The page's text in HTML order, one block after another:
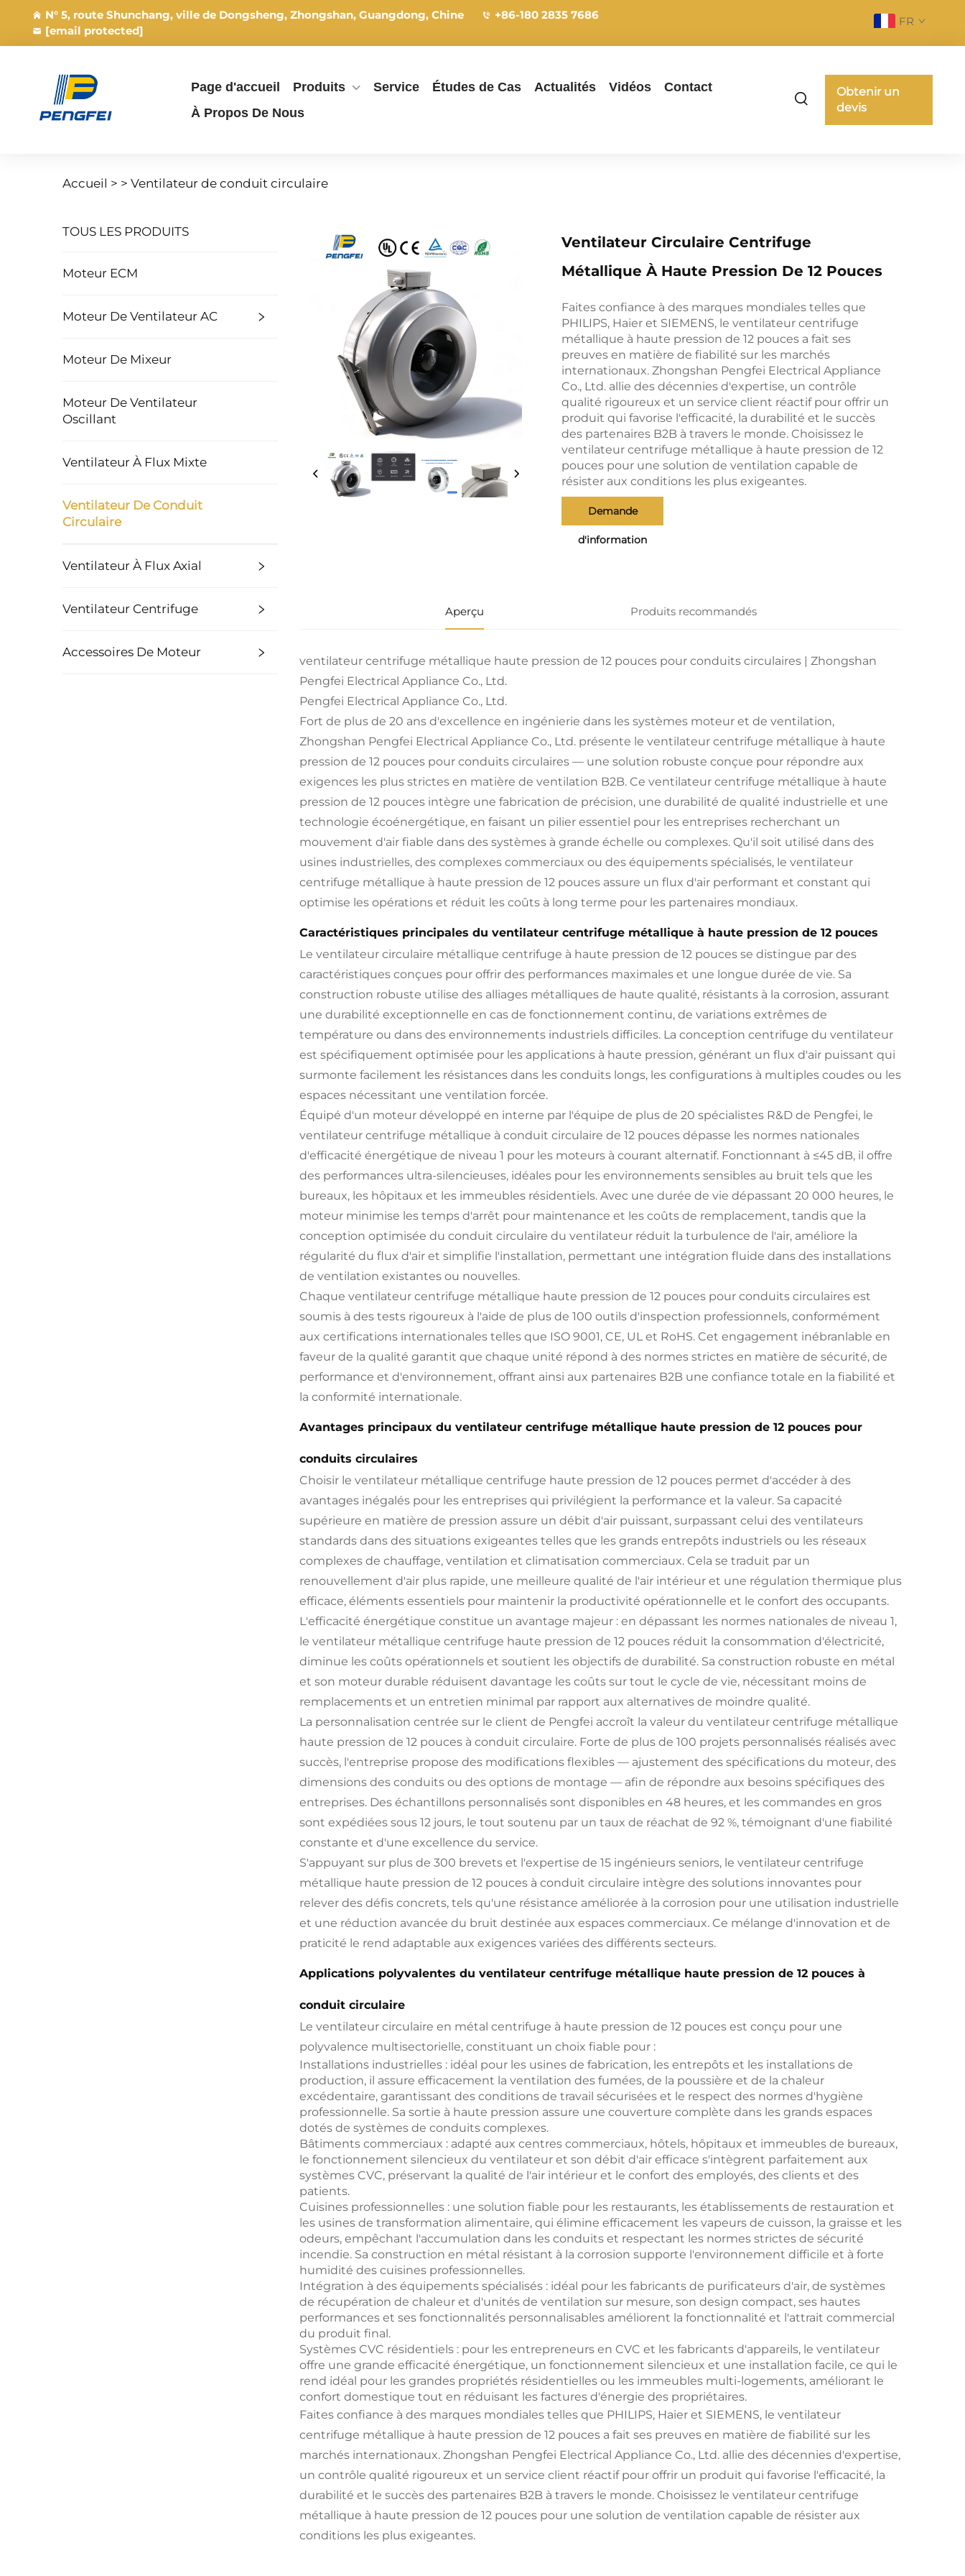
N° 5, route Shunchang, ville de Dongsheng, Zhongshan, Guangdong, Chine
+86-180 2835 7686
[email protected]
FR
Page d'accueil Produits Service Études de Cas Actualités Vidéos
Contact
À Propos De Nous
Obtenir un
devis
Accueil > > Ventilateur de conduit circulaire
TOUS LES PRODUITS
Moteur ECM
Moteur De Ventilateur AC
Moteur De Mixeur
Moteur De Ventilateur
Oscillant
Ventilateur À Flux Mixte
Ventilateur De Conduit
Circulaire
Ventilateur À Flux Axial
Ventilateur Centrifuge
Accessoires De Moteur
Ventilateur Circulaire Centrifuge
Métallique À Haute Pression De 12 Pouces
Faites confiance à des marques mondiales telles que
PHILIPS, Haier et SIEMENS, le ventilateur centrifuge
métallique à haute pression de 12 pouces a fait ses
preuves en matière de fiabilité sur les marchés
internationaux. Zhongshan Pengfei Electrical Appliance
Co., Ltd. allie des décennies d'expertise, un contrôle
qualité rigoureux et un service client réactif pour offrir un
produit qui favorise l'efficacité, la durabilité et le succès
des partenaires B2B à travers le monde. Choisissez le
ventilateur centrifuge métallique à haute pression de 12
pouces pour une solution de ventilation capable de
résister aux conditions les plus exigeantes.
Demande
d'information
Aperçu Produits recommandés
ventilateur centrifuge métallique haute pression de 12 pouces pour conduits circulaires | Zhongshan
Pengfei Electrical Appliance Co., Ltd.
Pengfei Electrical Appliance Co., Ltd.
Fort de plus de 20 ans d'excellence en ingénierie dans les systèmes moteur et de ventilation,
Zhongshan Pengfei Electrical Appliance Co., Ltd. présente le ventilateur centrifuge métallique à haute
pression de 12 pouces pour conduits circulaires — une solution robuste conçue pour répondre aux
exigences les plus strictes en matière de ventilation B2B. Ce ventilateur centrifuge métallique à haute
pression de 12 pouces intègre une fabrication de précision, une durabilité de qualité industrielle et une
technologie écoénergétique, en faisant un pilier essentiel pour les entreprises recherchant un
mouvement d'air fiable dans des systèmes à grande échelle ou complexes. Qu'il soit utilisé dans des
usines industrielles, des complexes commerciaux ou des équipements spécialisés, le ventilateur
centrifuge métallique à haute pression de 12 pouces assure un flux d'air performant et constant qui
optimise les opérations et réduit les coûts à long terme pour les partenaires mondiaux.
Caractéristiques principales du ventilateur centrifuge métallique à haute pression de 12 pouces
Le ventilateur circulaire métallique centrifuge à haute pression de 12 pouces se distingue par des
caractéristiques conçues pour offrir des performances maximales et une longue durée de vie. Sa
construction robuste utilise des alliages métalliques de haute qualité, résistants à la corrosion, assurant
une durabilité exceptionnelle en cas de fonctionnement continu, de variations extrêmes de
température ou dans des environnements industriels difficiles. La conception centrifuge du ventilateur
est spécifiquement optimisée pour les applications à haute pression, générant un flux d'air puissant qui
surmonte facilement les résistances dans les conduits longs, les configurations à multiples coudes ou les
espaces nécessitant une ventilation forcée.
Équipé d'un moteur développé en interne par l'équipe de plus de 20 spécialistes R&D de Pengfei, le
ventilateur centrifuge métallique à conduit circulaire de 12 pouces dépasse les normes nationales
d'efficacité énergétique de niveau 1 pour les moteurs à courant alternatif. Fonctionnant à ≤45 dB, il offre
des performances ultra-silencieuses, idéales pour les environnements sensibles au bruit tels que les
bureaux, les hôpitaux et les immeubles résidentiels. Avec une durée de vie dépassant 20 000 heures, le
moteur minimise les temps d'arrêt pour maintenance et les coûts de remplacement, tandis que la
conception optimisée du conduit circulaire du ventilateur réduit la turbulence de l'air, améliore la
régularité du flux d'air et simplifie l'installation, permettant une intégration fluide dans des installations
de ventilation existantes ou nouvelles.
Chaque ventilateur centrifuge métallique haute pression de 12 pouces pour conduits circulaires est
soumis à des tests rigoureux à l'aide de plus de 100 outils d'inspection professionnels, conformément
aux certifications internationales telles que ISO 9001, CE, UL et RoHS. Cet engagement inébranlable en
faveur de la qualité garantit que chaque unité répond à des normes strictes en matière de sécurité, de
performance et d'environnement, offrant ainsi aux partenaires B2B une confiance totale en la fiabilité et
la conformité internationale.
Avantages principaux du ventilateur centrifuge métallique haute pression de 12 pouces pour
conduits circulaires
Choisir le ventilateur métallique centrifuge haute pression de 12 pouces permet d'accéder à des
avantages inégalés pour les entreprises qui privilégient la performance et la valeur. Sa capacité
supérieure en matière de pression assure un débit d'air puissant, surpassant celui des ventilateurs
standards dans des situations exigeantes telles que les grands entrepôts industriels ou les réseaux
complexes de chauffage, ventilation et climatisation commerciaux. Cela se traduit par un
renouvellement d'air plus rapide, une meilleure qualité de l'air intérieur et une régulation thermique plus
efficace, éléments essentiels pour maintenir la productivité opérationnelle et le confort des occupants.
L'efficacité énergétique constitue un avantage majeur : en dépassant les normes nationales de niveau 1,
le ventilateur métallique centrifuge haute pression de 12 pouces réduit la consommation d'électricité,
diminue les coûts opérationnels et soutient les objectifs de durabilité. Sa construction robuste en métal
et son moteur durable réduisent davantage les coûts sur tout le cycle de vie, nécessitant moins de
remplacements et un entretien minimal par rapport aux alternatives de moindre qualité.
La personnalisation centrée sur le client de Pengfei accroît la valeur du ventilateur centrifuge métallique
haute pression de 12 pouces à conduit circulaire. Forte de plus de 100 projets personnalisés réalisés avec
succès, l'entreprise propose des modifications flexibles — ajustement des spécifications du moteur, des
dimensions des conduits ou des options de montage — afin de répondre aux besoins spécifiques des
entreprises. Des échantillons personnalisés sont disponibles en 48 heures, et les commandes en gros
sont expédiées sous 12 jours, le tout soutenu par un taux de réachat de 92 %, témoignant d'une fiabilité
constante et d'une excellence du service.
S'appuyant sur plus de 300 brevets et l'expertise de 15 ingénieurs seniors, le ventilateur centrifuge
métallique haute pression de 12 pouces à conduit circulaire intègre des solutions innovantes pour
relever des défis concrets, tels qu'une résistance améliorée à la corrosion pour une utilisation industrielle
et une réduction avancée du bruit destinée aux espaces commerciaux. Ce mélange d'innovation et de
praticité le rend adaptable aux exigences variées des différents secteurs.
Applications polyvalentes du ventilateur centrifuge métallique haute pression de 12 pouces à
conduit circulaire
Le ventilateur circulaire en métal centrifuge à haute pression de 12 pouces est conçu pour une
polyvalence multisectorielle, constituant un choix fiable pour :
Installations industrielles : idéal pour les usines de fabrication, les entrepôts et les installations de
production, il assure efficacement la ventilation des fumées, de la poussière et de la chaleur
excédentaire, garantissant des conditions de travail sécurisées et le respect des normes d'hygiène
professionnelle. Sa sortie à haute pression assure une couverture complète dans les grands espaces
dotés de systèmes de conduits complexes.
Bâtiments commerciaux : adapté aux centres commerciaux, hôtels, hôpitaux et immeubles de bureaux,
le fonctionnement silencieux du ventilateur et son débit d'air efficace s'intègrent parfaitement aux
systèmes CVC, préservant la qualité de l'air intérieur et le confort des employés, des clients et des
patients.
Cuisines professionnelles : une solution fiable pour les restaurants, les établissements de restauration et
les usines de transformation alimentaire, qui élimine efficacement les vapeurs de cuisson, la graisse et les
odeurs, empêchant l'accumulation dans les conduits et respectant les normes strictes de sécurité
incendie. Sa construction en métal résistant à la corrosion supporte l'environnement difficile et à forte
humidité des cuisines professionnelles.
Intégration à des équipements spécialisés : idéal pour les fabricants de purificateurs d'air, de systèmes
de récupération de chaleur et d'unités de ventilation sur mesure, son design compact, ses hautes
performances et ses fonctionnalités personnalisables améliorent la fonctionnalité et l'attrait commercial
du produit final.
Systèmes CVC résidentiels : pour les entrepreneurs en CVC et les fabricants d'appareils, le ventilateur
offre une grande efficacité énergétique, un fonctionnement silencieux et une installation facile, ce qui le
rend idéal pour les grandes propriétés résidentielles ou les immeubles multi-logements, améliorant le
confort domestique tout en réduisant les factures d'énergie des propriétaires.
Faites confiance à des marques mondiales telles que PHILIPS, Haier et SIEMENS, le ventilateur
centrifuge métallique à haute pression de 12 pouces a fait ses preuves en matière de fiabilité sur les
marchés internationaux. Zhongshan Pengfei Electrical Appliance Co., Ltd. allie des décennies d'expertise,
un contrôle qualité rigoureux et un service client réactif pour offrir un produit qui favorise l'efficacité, la
durabilité et le succès des partenaires B2B à travers le monde. Choisissez le ventilateur centrifuge
métallique à haute pression de 12 pouces pour une solution de ventilation capable de résister aux
conditions les plus exigeantes.